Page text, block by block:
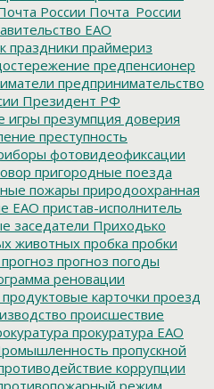
России Почта_России
ЕАО
праздники праймериз
предпенсионер
предпринимательство
Президент РФ
игры презумпция доверия
преступность
фотовидеофиксации
пригородные поезда
пожары природоохранная
ЕАО пристав-исполнитель
заседатели Приходько
животных пробка пробки
прогноз прогноз погоды
реновации
продуктовые карточки проезд
происшествие
прокуратура ЕАО
пропускной
коррупции
режим